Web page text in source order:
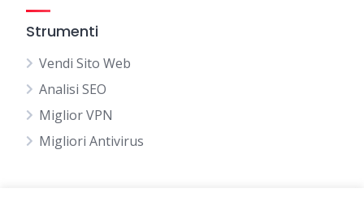
Strumenti
Vendi Sito Web
Analisi SEO
Miglior VPN
Migliori Antivirus